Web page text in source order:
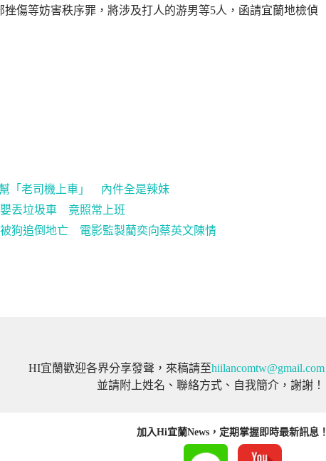
挫傷等妨害秩序罪，將涉及打人的游男等5人，函請宜蘭地檢偵
「老司機上車」 內件全是辣妹
丟垃圾車 竟照常上班
狗追倒地亡 電影監製藺奕向蔡英文陳情
HI宜蘭歡迎各界分享發聲，來稿請至hiilancomtw@gmail.com
並請附上姓名、聯絡方式、自我簡介，謝謝！
加入Hi宜蘭News，定期掌握即時最新訊息！